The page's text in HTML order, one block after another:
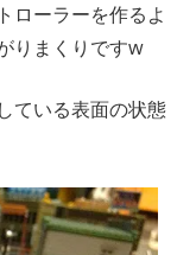
ローラーを作るよ
りまくりですw
ている表面の状態